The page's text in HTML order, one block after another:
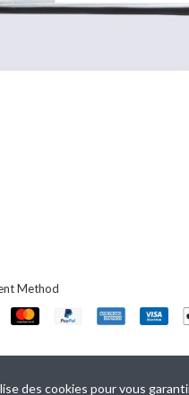
Method​
des cookies pour vous